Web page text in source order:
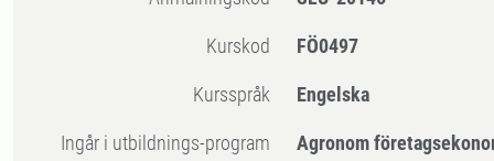
Kurskod FÖ0497
Kursspråk Engelska
Ingår i utbildnings-program
Agronom